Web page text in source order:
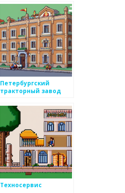
Петербургский
тракторный завод
Техносервис